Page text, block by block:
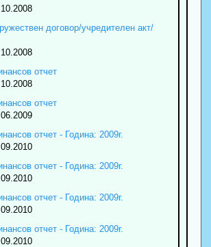
договор/учредителен акт/
отчет
отчет
отчет - Година: 2009г.
отчет - Година: 2009г.
отчет - Година: 2009г.
отчет - Година: 2009г.